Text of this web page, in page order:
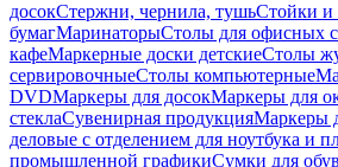
досокСтержни, чернила, тушьСтойки и
бумагМаринаторыСтолы для офисных
кафеМаркерные доски детскиеСтолы
сервировочныеСтолы компьютерные
DVDМаркеры для досокМаркеры для
стеклаСувенирная продукцияМаркеры
деловые с отделением для ноутбука и
промышленной графикиСумки для